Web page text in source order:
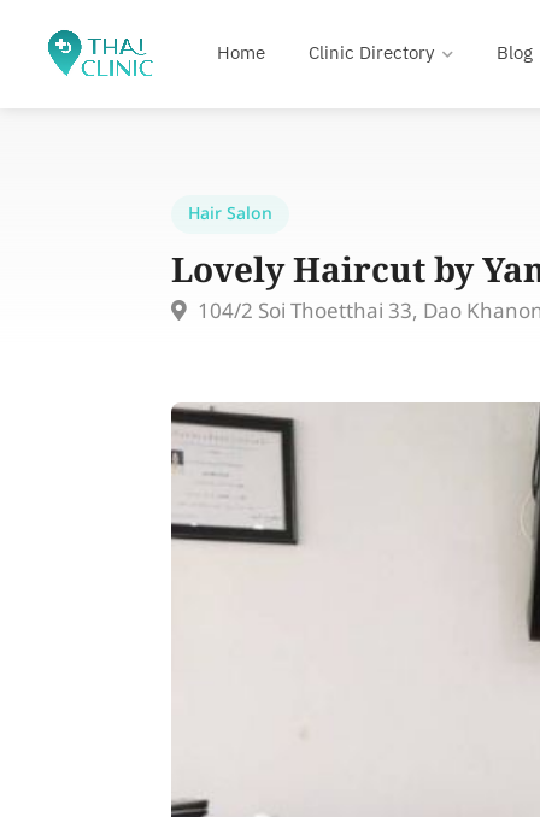
Home Clinic Directory Blog
Hair Salon
Lovely Haircut by
104/2 Soi Thoetthai 33, Dao